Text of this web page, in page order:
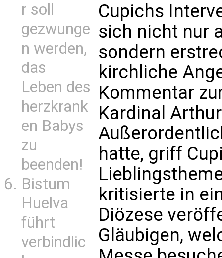
r soll
gezwunge
n werden,
das
Leben des
herzkrank
en Babys
zu
beenden!
Bistum
Huelva
führt
verbindlic
Cupichs
sich nicht nur
sondern
kirchliche
Kommentar
Kardinal
hatte, griff
kritisierte in
Diözese
Gläubigen,